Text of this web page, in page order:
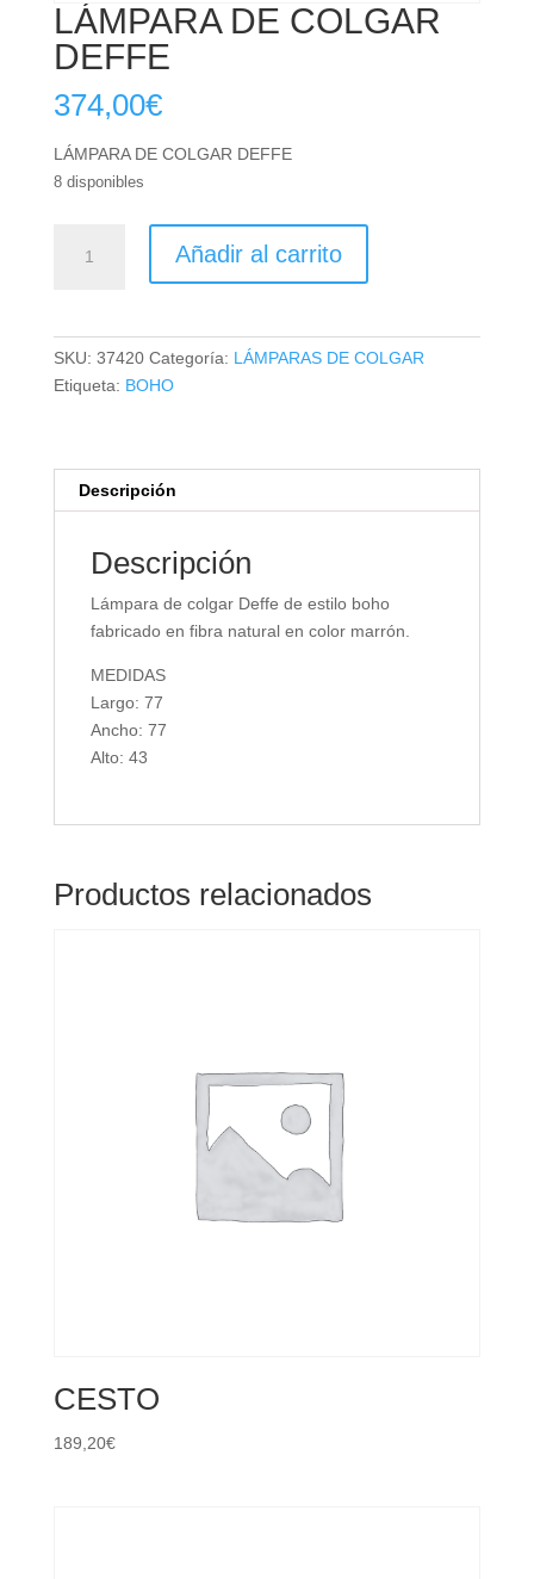
LÁMPARA DE COLGAR
DEFFE
374,00€
LÁMPARA DE COLGAR DEFFE
8 disponibles
Añadir al carrito
SKU: 37420 Categoría: LÁMPARAS DE COLGAR
Etiqueta: BOHO
Descripción
Descripción
Lámpara de colgar Deffe de estilo boho
fabricado en fibra natural en color marrón.
MEDIDAS
Largo: 77
Ancho: 77
Alto: 43
Productos relacionados
CESTO
189,20€